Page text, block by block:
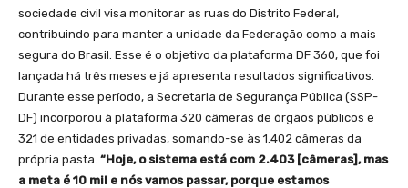
sociedade civil visa monitorar as ruas do Distrito Federal,
contribuindo para manter a unidade da Federação como a mais
segura do Brasil. Esse é o objetivo da plataforma DF 360, que foi
lançada há três meses e já apresenta resultados significativos.
Durante esse período, a Secretaria de Segurança Pública (SSP-
DF) incorporou à plataforma 320 câmeras de órgãos públicos e
321 de entidades privadas, somando-se às 1.402 câmeras da
própria pasta. “Hoje, o sistema está com 2.403 [câmeras], mas
a meta é 10 mil e nós vamos passar, porque estamos